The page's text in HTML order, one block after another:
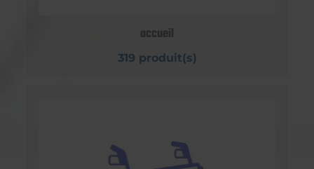
accueil
319 produit(s)